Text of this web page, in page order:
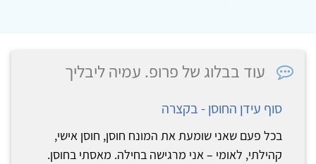
עוד בבלוג של פרופ. עמיה ליבליך
סוף עידן החוסן - בקצרה
בכל פעם שאני שומעת את המונח חוסן, חוסן אישי,
קהילתי, לאומי – אני מרגישה בחילה. מאסתי בחוסן.